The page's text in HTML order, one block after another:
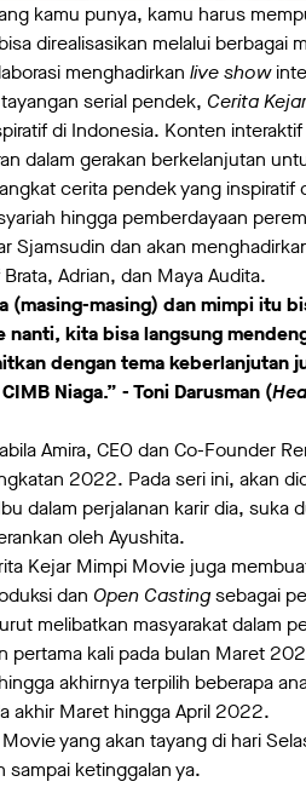
kamu punya, kamu harus
direalisasikan melalui berbagai
menghadirkan live show
serial pendek, Cerita
di Indonesia. Konten
dalam gerakan berkelanjutan
cerita pendek yang inspiratif
hingga pemberdayaan
Sjamsudin dan akan
Adrian, dan Maya Audita.
masing) dan mimpi itu
kita bisa langsung
dengan tema keberlanjutan
Niaga.” - Toni Darusman (
Amira, CEO dan Co-Founder
2022. Pada seri ini, akan
dalam perjalanan karir dia, suka
oleh Ayushita.
Kejar Mimpi Movie juga
dan Open Castingsebagai
melibatkan masyarakat dalam
kali pada bulan Maret
akhirnya terpilih beberapa
akhir Maret hingga April 2022.
yang akan tayang di hari
sampai ketinggalan ya.